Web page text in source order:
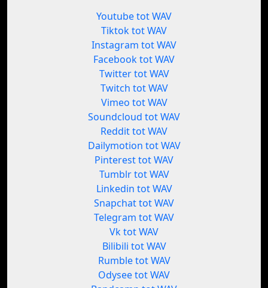
Youtube tot WAV
Tiktok tot WAV
Instagram tot WAV
Facebook tot WAV
Twitter tot WAV
Twitch tot WAV
Vimeo tot WAV
Soundcloud tot WAV
Reddit tot WAV
Dailymotion tot WAV
Pinterest tot WAV
Tumblr tot WAV
Linkedin tot WAV
Snapchat tot WAV
Telegram tot WAV
Vk tot WAV
Bilibili tot WAV
Rumble tot WAV
Odysee tot WAV